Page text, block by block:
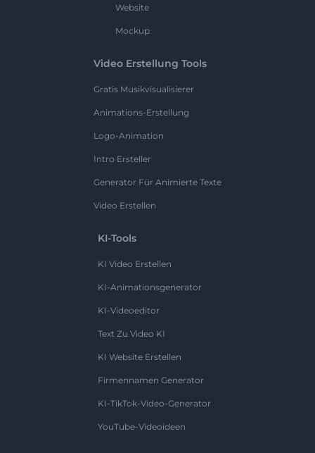
Website
Mockup
Video Erstellung Tools
Gratis Musikvisualisierer
Animations-Erstellung
Logo-Animation
Intro Ersteller
Generator Für Animierte Texte
Video Erstellen
KI-Tools
KI Video Erstellen
KI-Animationsgenerator
KI-Videoeditor
Text Zu Video KI
KI Website Erstellen
Firmennamen Generator
KI-TikTok-Video-Generator
YouTube-Videoideen